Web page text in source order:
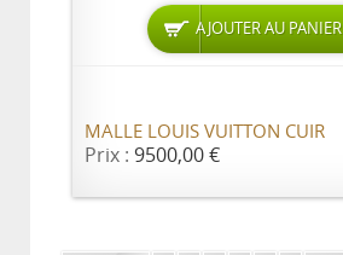
AJOUTER AU PANIER
MALLE LOUIS VUITTON CUIR
Prix : 9500,00 €